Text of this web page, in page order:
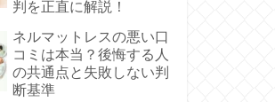
判を正直に解説！
ネルマットレスの悪い口
コミは本当？後悔する人
の共通点と失敗しない判
断基準